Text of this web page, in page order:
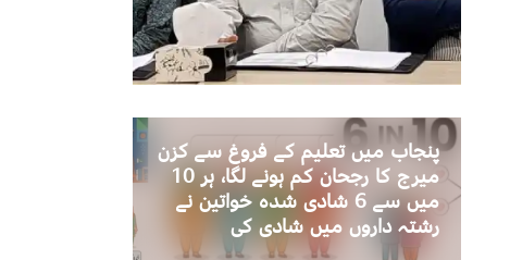
پنجاب میں تعلیم کے فروغ سے کزن
میرج کا رجحان کم ہونے لگا، ہر 10
میں سے 6 شادی شدہ خواتین نے
رشتہ داروں میں شادی کی